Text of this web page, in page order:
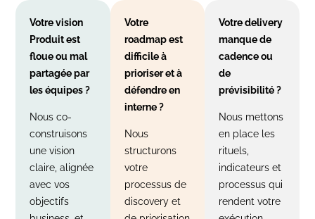
Votre vision
Produit est
floue ou mal
partagée par
les équipes ?
Nous co-
construisons
une vision
claire, alignée
avec vos
objectifs
Votre
roadmap est
difficile à
prioriser et à
défendre en
interne ?
Nous
structurons
votre
processus de
discovery et
Votre delivery
manque de
cadence ou
de
prévisibilité ?
Nous mettons
en place les
rituels,
indicateurs et
processus qui
rendent votre